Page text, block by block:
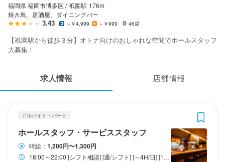
気になる求人
検索履歴・保存した条件
応募履歴
WEB履歴書
掲載をご検討の店舗様へ
福岡県 福岡市博多区 / 祇園駅 176m
焼き鳥、居酒屋、ダイニングバー
3.43 ～￥4,999 ～￥999 46席
【祇園駅から徒歩３分】オトナ向けのおしゃれな空間でホールスタッフ
大募集！
求人情報 店舗情報
アルバイト・パート
ホールスタッフ・サービススタッフ
時給： 1,200円〜1,300円
18:00～22:00 [シフト相談] [週/シフト] [～4H/日] [17時～OK] [週2・3～OK] [残業なし]
ホールスタッフ・サービススタッフ
時給1,200円〜1,300円